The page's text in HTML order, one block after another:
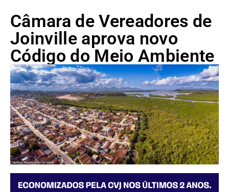
Câmara de Vereadores de
Joinville aprova novo
Código do Meio Ambiente